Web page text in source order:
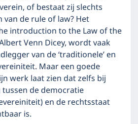
of bestaat zij slechts
van de rule of law? Het
introduction to the Law of the
Venn Dicey, wordt vaak
van de ‘traditionele’ en
Maar een goede
werk laat zien dat zelfs bij
de democratie
en de rechtsstaat
is.